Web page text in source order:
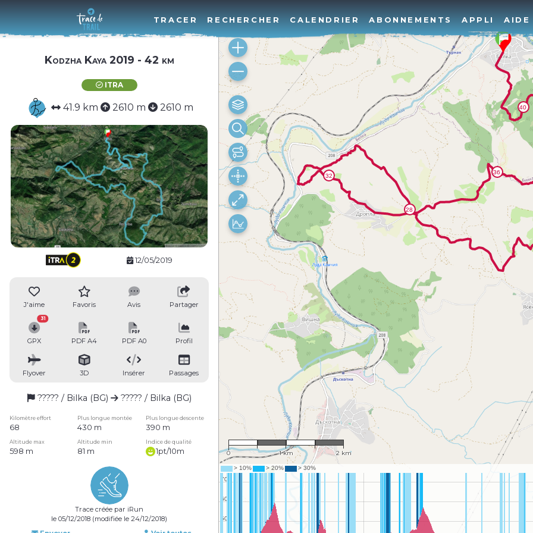
TRACER RECHERCHER CALENDRIER ABONNEMENTS APPLI AIDE
Kodzha Kaya 2019 - 42 km
ITRA
41.9 km 2610 m 2610 m
12/05/2019
J'aime Favoris Avis Partager
GPX
31
PDF A4 PDF A0 Profil
Flyover 3D Insérer Passages
????? / Bilka (BG) ????? / Bilka (BG)
Kilomètre effort Plus longue montée Plus longue descente
68 430 m 390 m
Altitude max Altitude min Indice de qualité
598 m 81 m 1pt/10m
Trace créée par iRun
le 05/12/2018 (modifiée le 24/12/2018)
1 : 36,873
0 1 km 2 km